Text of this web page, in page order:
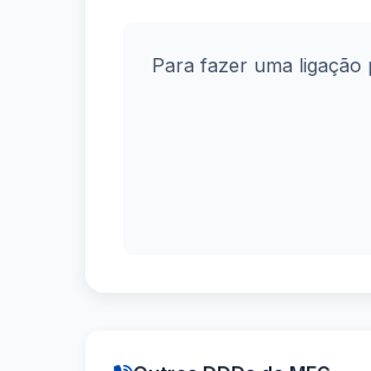
Para fazer uma